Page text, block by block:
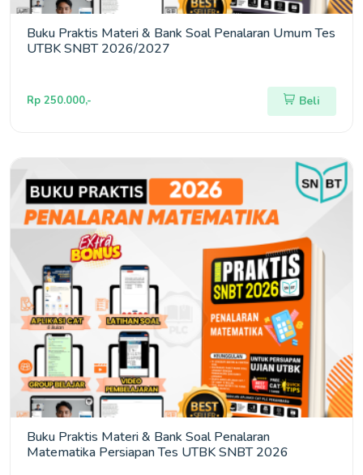
Buku Praktis Materi & Bank Soal Penalaran Umum Tes
UTBK SNBT 2026/2027
Rp 250.000,- Beli
Buku Praktis Materi & Bank Soal Penalaran
Matematika Persiapan Tes UTBK SNBT 2026